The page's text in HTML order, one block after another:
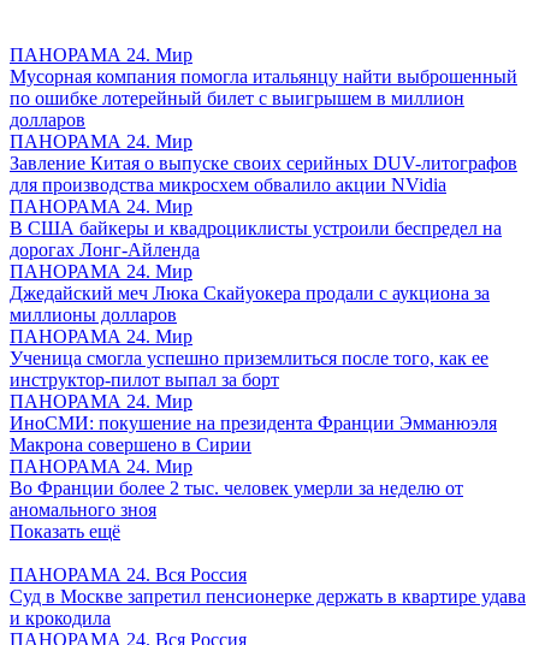
ПАНОРАМА 24. Мир
Мусорная компания помогла итальянцу найти выброшенный
по ошибке лотерейный билет с выигрышем в миллион
долларов
ПАНОРАМА 24. Мир
Завление Китая о выпуске своих серийных DUV-литографов
для производства микросхем обвалило акции NVidia
ПАНОРАМА 24. Мир
В США байкеры и квадроциклисты устроили беспредел на
дорогах Лонг-Айленда
ПАНОРАМА 24. Мир
Джедайский меч Люка Скайуокера продали с аукциона за
миллионы долларов
ПАНОРАМА 24. Мир
Ученица смогла успешно приземлиться после того, как ее
инструктор-пилот выпал за борт
ПАНОРАМА 24. Мир
ИноСМИ: покушение на президента Франции Эмманюэля
Макрона совершено в Сирии
ПАНОРАМА 24. Мир
Во Франции более 2 тыс. человек умерли за неделю от
аномального зноя
Показать ещё
ПАНОРАМА 24. Вся Россия
Суд в Москве запретил пенсионерке держать в квартире удава
и крокодила
ПАНОРАМА 24. Вся Россия